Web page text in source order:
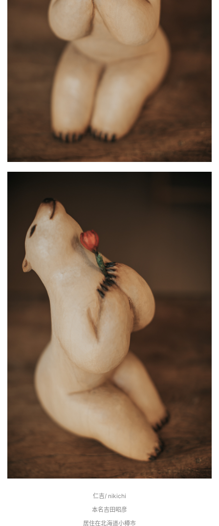
仁吉/ nikichi
本名吉田昭彦
居住在北海道小樽市